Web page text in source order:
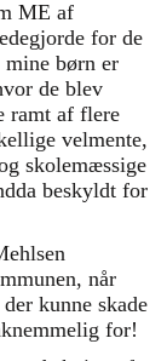
ME af
for de
børn er
de blev
ramt af flere
velmente,
skolemæssige
beskyldt for
når
kunne skade
for!